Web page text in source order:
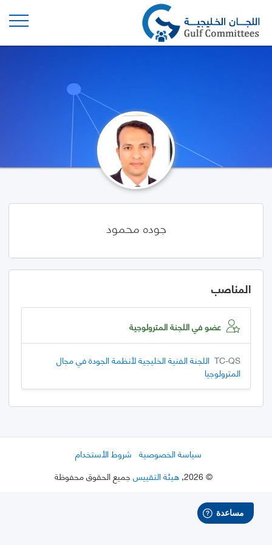
جوده محمود
المناصب
عضو في اللجنة المترولوجية
TC-QS اللجنة الفنية الخليجية لأنظمة الجودة في مجال
المترولوجيا
سياسة الخصوصية شروط الأستخدام
©
2026
, هيئة التقييس جميع الحقوق محفوظة